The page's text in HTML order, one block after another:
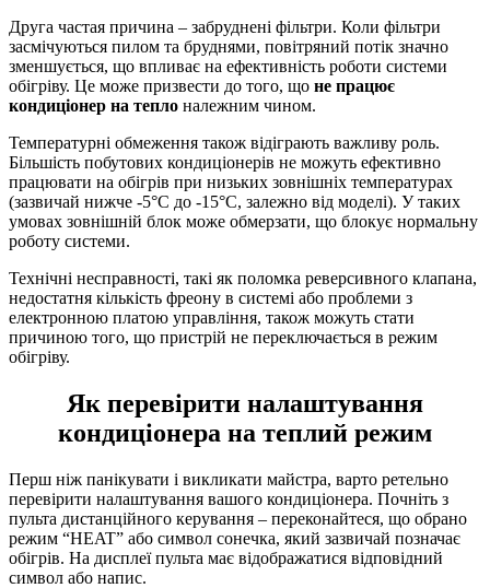
Друга частая причина – забруднені фільтри. Коли фільтри
засмічуються пилом та бруднями, повітряний потік значно
зменшується, що впливає на ефективність роботи системи
обігріву. Це може призвести до того, що не працює
кондиціонер на тепло належним чином.
Температурні обмеження також відіграють важливу роль.
Більшість побутових кондиціонерів не можуть ефективно
працювати на обігрів при низьких зовнішніх температурах
(зазвичай нижче -5°C до -15°C, залежно від моделі). У таких
умовах зовнішній блок може обмерзати, що блокує нормальну
роботу системи.
Технічні несправності, такі як поломка реверсивного клапана,
недостатня кількість фреону в системі або проблеми з
електронною платою управління, також можуть стати
причиною того, що пристрій не переключається в режим
обігріву.
Як перевірити налаштування
кондиціонера на теплий режим
Перш ніж панікувати і викликати майстра, варто ретельно
перевірити налаштування вашого кондиціонера. Почніть з
пульта дистанційного керування – переконайтеся, що обрано
режим “HEAT” або символ сонечка, який зазвичай позначає
обігрів. На дисплеї пульта має відображатися відповідний
символ або напис.